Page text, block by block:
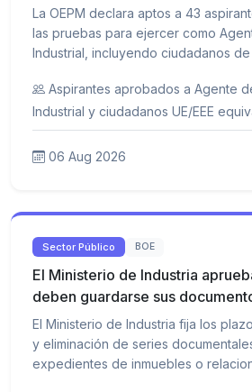
La OEPM declara aptos a 43
las pruebas para ejercer como
Industrial, incluyendo ciudadanos de
Aspirantes aprobados a Agente
Industrial y ciudadanos UE/EEE
06 Aug 2026
Sector Público BOE
El Ministerio de Industria
deben guardarse sus
El Ministerio de Industria fija los
y eliminación de series
expedientes de inmuebles o